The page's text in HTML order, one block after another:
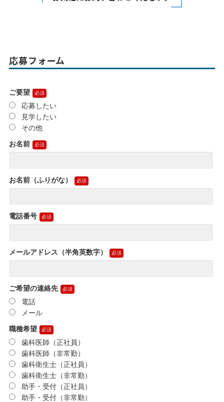
応募フォーム
ご要望
応募したい
見学したい
その他
お名前
お名前（ふりがな）
電話番号
メールアドレス（半角英数字）
ご希望の連絡先
電話
メール
職種希望
歯科医師（正社員）
歯科医師（非常勤）
歯科衛生士（正社員）
歯科衛生士（非常勤）
助手・受付（正社員）
助手・受付（非常勤）